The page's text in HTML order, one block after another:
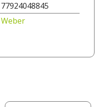
77924048845
Weber